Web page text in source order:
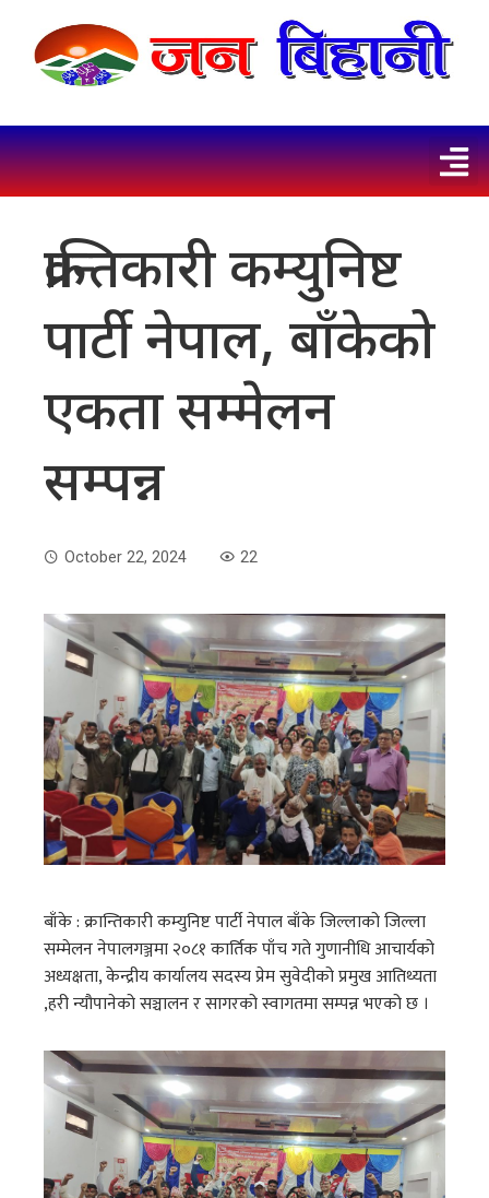
क्रान्तिकारी कम्युनिष्ट
पार्टी नेपाल, बाँकेको
एकता सम्मेलन
सम्पन्न
October 22, 2024 22
बाँके : क्रान्तिकारी कम्युनिष्ट पार्टी नेपाल बाँके जिल्लाको जिल्ला
सम्मेलन नेपालगञ्जमा २०८१ कार्तिक पाँच गते गुणानीधि आचार्यको
अध्यक्षता, केन्द्रीय कार्यालय सदस्य प्रेम सुवेदीको प्रमुख आतिथ्यता
,हरी न्यौपानेको सञ्चालन र सागरको स्वागतमा सम्पन्न भएको छ ।